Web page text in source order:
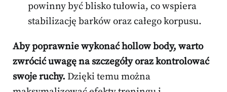
powinny być blisko tułowia, co wspiera
stabilizację barków oraz całego korpusu.
Aby poprawnie wykonać hollow body, warto
zwrócić uwagę na szczegóły oraz kontrolować
swoje ruchy. Dzięki temu można